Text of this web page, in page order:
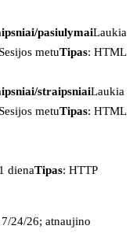
pasiulymaiLaukia
metuTipas: HTML
straipsniaiLaukia
metuTipas: HTML
dienaTipas: HTTP
24/26; atnaujino